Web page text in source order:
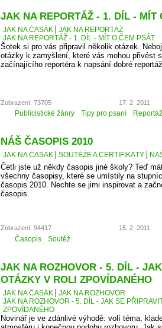
JAK NA REPORTÁŽ - 1. DÍL - MÍT
JAK NA ČASÁK
JAK NA REPORTÁŽ
JAK NA REPORTÁŽ - 1. DÍL - MÍT O ČEM PSÁT
Šotek si pro vás připravil několik otázek.
otázky k zamyšlení, které vás mohou přivést
začínajícího reportéra k napsání dobré
Zobrazení: 73705 17. 2. 2011
Publicistické žánry Tipy pro psaní Reportáž
NÁŠ ČASOPIS 2010
JAK NA ČASÁK SOUTĚŽE A CERTIFIKÁTY
Četli jste už někdy časopis jiné školy? Teď
všechny časopisy, které se umístily na
časopis 2010. Nechte se jimi inspirovat a
časopis.
Zobrazení: 94417 15. 2. 2011
Časopis Soutěž
JAK NA ROZHOVOR - 5. DÍL -
OTÁZKY V ROLI ZPOVÍDANÉHO
JAK NA ČASÁK
JAK NA ROZHOVOR
JAK NA ROZHOVOR - 5. DÍL - JAK SE
ZPOVÍDANÉHO
Novinář je ve zdánlivé výhodě: volí téma,